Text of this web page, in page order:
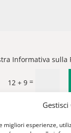
migliori esperienze,
Informativa sulla
12 + 9=